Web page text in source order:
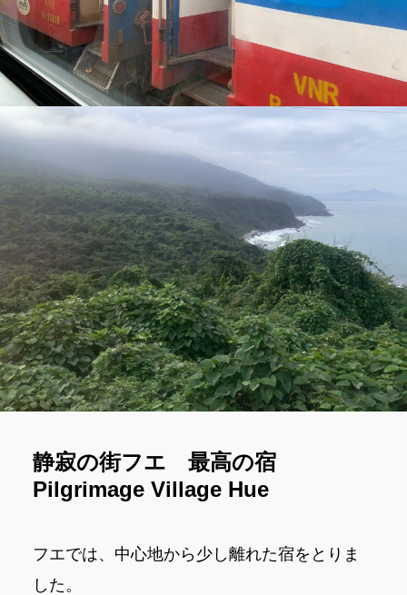
静寂の街フエ 最高の宿
Pilgrimage Village Hue
フエでは、中心地から少し離れた宿をとりま
した。